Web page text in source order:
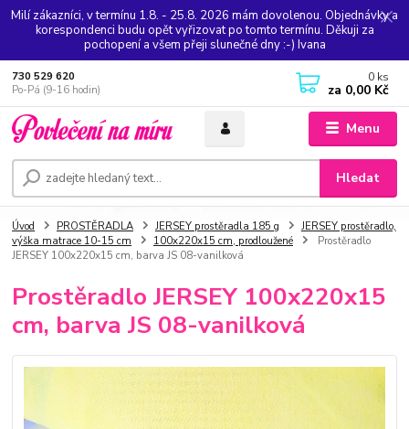
Milí zákazníci, v termínu 1.8. - 25.8. 2026 mám dovolenou. Objednávky a
korespondenci budu opět vyřizovat po tomto termínu. Děkuji za
pochopení a všem přeji slunečné dny :-) Ivana
Menu
Hledat
730 529 620
Po-Pá (9-16 hodin)
0 ks
za 0,00 Kč
Úvod PROSTĚRADLA JERSEY prostěradla 185 g
JERSEY prostěradlo,
výška matrace 10-15 cm
100x220x15 cm, prodloužené
Prostěradlo
JERSEY 100x220x15 cm, barva JS 08-vanilková
Prostěradlo JERSEY 100x220x15
cm, barva JS 08-vanilková